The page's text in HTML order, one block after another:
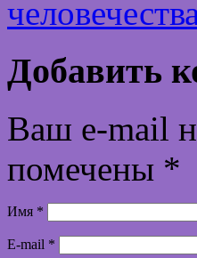
Добавить
Ваш e-mail
помечены *
Имя *
E-mail *